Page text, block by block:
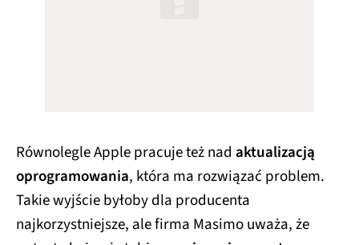
Równolegle Apple pracuje też nad aktualizacją
oprogramowania, która ma rozwiązać problem.
Takie wyjście byłoby dla producenta
najkorzystniejsze, ale firma Masimo uważa, że